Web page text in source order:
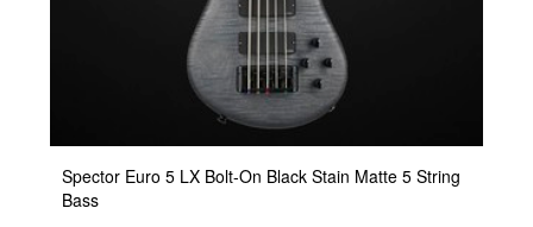
Spector Euro 5 LX Bolt-On Black Stain Matte 5 String
Bass